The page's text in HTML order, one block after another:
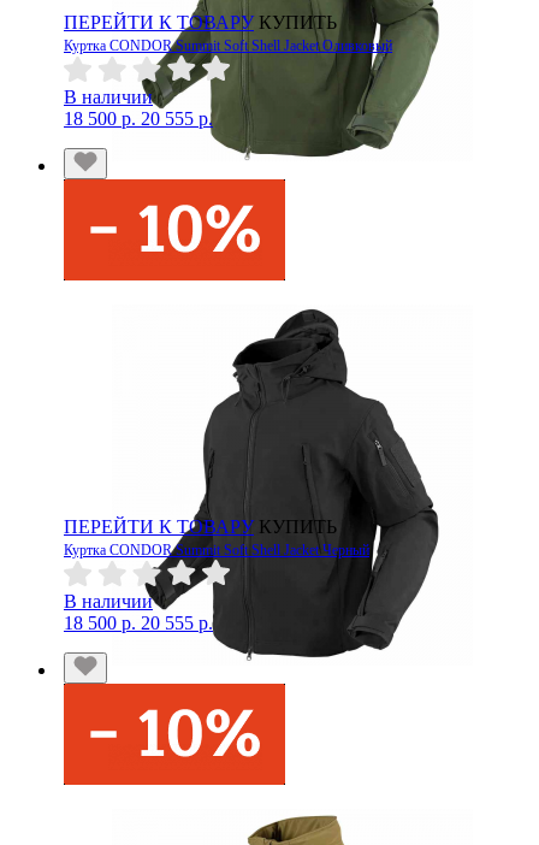
ПЕРЕЙТИ К ТОВАРУ КУПИТЬ
Куртка CONDOR Summit Soft Shell Jacket Оливковый
В наличии
18 500 р. 20 555 р.
ПЕРЕЙТИ К ТОВАРУ КУПИТЬ
Куртка CONDOR Summit Soft Shell Jacket Черный
В наличии
18 500 р. 20 555 р.